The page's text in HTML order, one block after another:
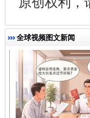
全球视频图文新闻
揭开“小金库